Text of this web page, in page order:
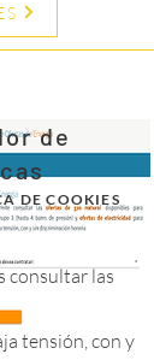
DE COOKIES
de
consultar las
tensión, con y